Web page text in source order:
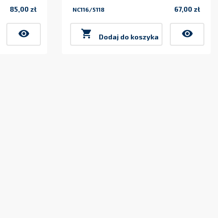
85,00 zł
visibility
NC116/5118 67,00 zł
 Dodaj do koszyka visibility